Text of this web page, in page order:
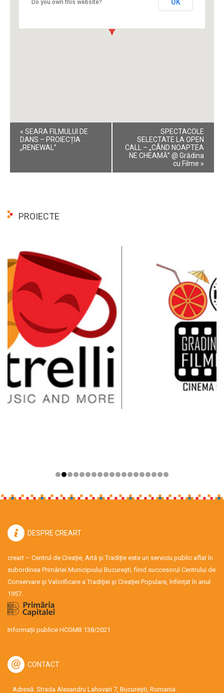
Do you own this website? OK
Event
Navigation
« SEARA FILMULUI DE
DANS – PROIECȚIA
„RENEWAL”
SPECTACOLE
SELECTATE LA OPEN
CALL – „CÂND NOAPTEA
NE CHEAMĂ” @ Grădina
cu Filme »
PROIECTE
DESPRE CREART
creart – Centrul de Creație, Artă și Tradiție este un serviciu public aflat în
subordinea Primăriei Municipiului București, fiind succesorul Centrului de
Conservare şi Valorificare a Tradiţiei şi Creaţiei Populare, înființat în anul
1957.
Informații publice HCGMB 138/2021
CONTACT
Adresă: Strada Alexandru Lahovari 7, București, Romania